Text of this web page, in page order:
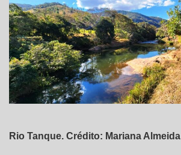
Rio Tanque. Crédito: Mariana Almeida